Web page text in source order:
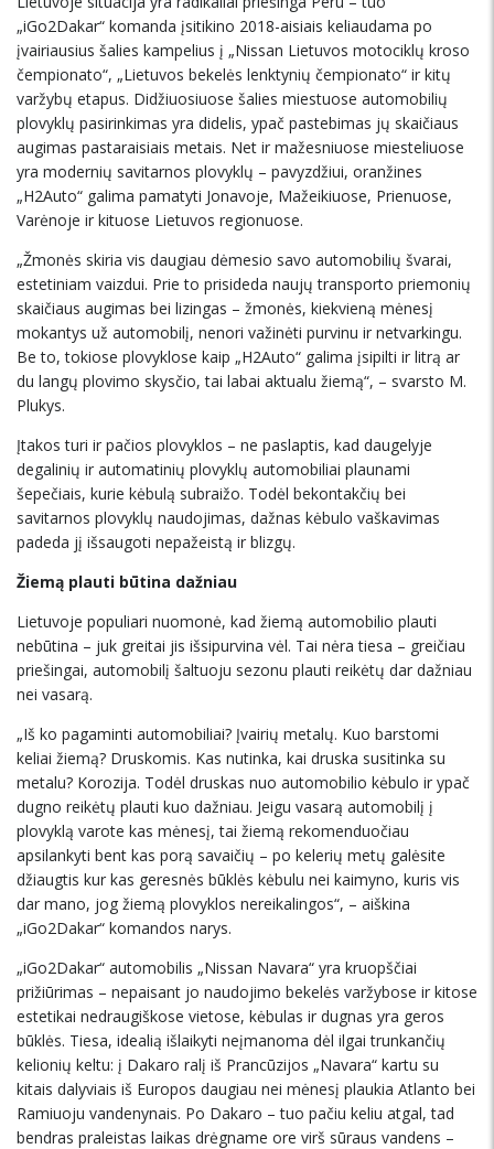
„iGo2Dakar“ komanda įsitikino 2018-aisiais keliaudama po
įvairiausius šalies kampelius į „Nissan Lietuvos motociklų kroso
čempionato“, „Lietuvos bekelės lenktynių čempionato“ ir kitų
varžybų etapus. Didžiuosiuose šalies miestuose automobilių
plovyklų pasirinkimas yra didelis, ypač pastebimas jų skaičiaus
augimas pastaraisiais metais. Net ir mažesniuose miesteliuose
yra modernių savitarnos plovyklų – pavyzdžiui, oranžines
„H2Auto“ galima pamatyti Jonavoje, Mažeikiuose, Prienuose,
Varėnoje ir kituose Lietuvos regionuose.
„Žmonės skiria vis daugiau dėmesio savo automobilių švarai,
estetiniam vaizdui. Prie to prisideda naujų transporto priemonių
skaičiaus augimas bei lizingas – žmonės, kiekvieną mėnesį
mokantys už automobilį, nenori važinėti purvinu ir netvarkingu.
Be to, tokiose plovyklose kaip „H2Auto“ galima įsipilti ir litrą ar
du langų plovimo skysčio, tai labai aktualu žiemą“, – svarsto M.
Plukys.
Įtakos turi ir pačios plovyklos – ne paslaptis, kad daugelyje
degalinių ir automatinių plovyklų automobiliai plaunami
šepečiais, kurie kėbulą subraižo. Todėl bekontakčių bei
savitarnos plovyklų naudojimas, dažnas kėbulo vaškavimas
padeda jį išsaugoti nepažeistą ir blizgų.
Žiemą plauti būtina dažniau
Lietuvoje populiari nuomonė, kad žiemą automobilio plauti
nebūtina – juk greitai jis išsipurvina vėl. Tai nėra tiesa – greičiau
priešingai, automobilį šaltuoju sezonu plauti reikėtų dar dažniau
nei vasarą.
„Iš ko pagaminti automobiliai? Įvairių metalų. Kuo barstomi
keliai žiemą? Druskomis. Kas nutinka, kai druska susitinka su
metalu? Korozija. Todėl druskas nuo automobilio kėbulo ir ypač
dugno reikėtų plauti kuo dažniau. Jeigu vasarą automobilį į
plovyklą varote kas mėnesį, tai žiemą rekomenduočiau
apsilankyti bent kas porą savaičių – po kelerių metų galėsite
džiaugtis kur kas geresnės būklės kėbulu nei kaimyno, kuris vis
dar mano, jog žiemą plovyklos nereikalingos“, – aiškina
„iGo2Dakar“ komandos narys.
„iGo2Dakar“ automobilis „Nissan Navara“ yra kruopščiai
prižiūrimas – nepaisant jo naudojimo bekelės varžybose ir kitose
estetikai nedraugiškose vietose, kėbulas ir dugnas yra geros
būklės. Tiesa, idealią išlaikyti neįmanoma dėl ilgai trunkančių
kelionių keltu: į Dakaro ralį iš Prancūzijos „Navara“ kartu su
kitais dalyviais iš Europos daugiau nei mėnesį plaukia Atlanto bei
Ramiuoju vandenynais. Po Dakaro – tuo pačiu keliu atgal, tad
bendras praleistas laikas drėgname ore virš sūraus vandens –